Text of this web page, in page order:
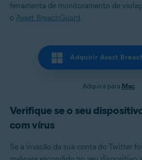
ferramenta de monitoramento de
o Avast BreachGuard.
Adquirir Avast
Adquira para Mac
Verifique se o seu
com vírus
Se a invasão da sua conta do Twitter